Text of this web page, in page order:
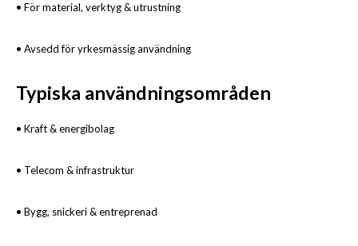
• För material, verktyg & utrustning
• Avsedd för yrkesmässig användning
Typiska användningsområden
• Kraft & energibolag
• Telecom & infrastruktur
• Bygg, snickeri & entreprenad